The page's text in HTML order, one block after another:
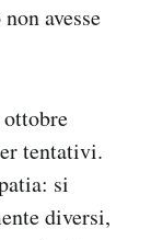
avesse
tentativi.
si
diversi,